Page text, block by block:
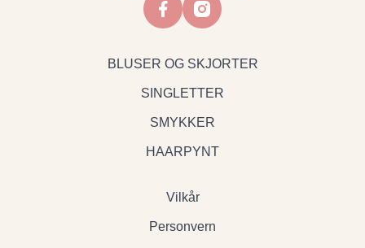
facebookinstagram
BLUSER OG SKJORTER
SINGLETTER
SMYKKER
HAARPYNT
Vilkår
Personvern